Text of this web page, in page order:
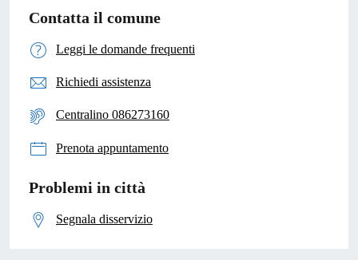
Contatta il comune
Leggi le domande frequenti
Richiedi assistenza
Centralino 086273160
Prenota appuntamento
Problemi in città
Segnala disservizio